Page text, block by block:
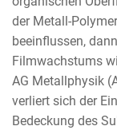
der Metall-
beeinflussen,
Filmwachstums
AG Metallphysik
verliert sich der
Bedeckung des